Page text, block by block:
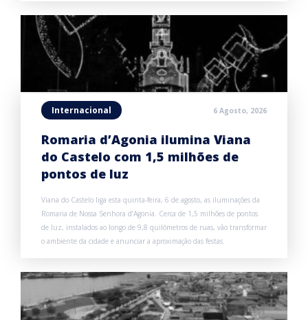
Internacional 6 Agosto, 2026
Romaria d’Agonia ilumina Viana
do Castelo com 1,5 milhões de
pontos de luz
Viana do Castelo liga esta quinta-feira, 6 de agosto, as iluminações da
Romaria de Nossa Senhora d’Agonia. Cerca de 1,5 milhões de pontos
de luz, instalados ao longo de 9,8 quilómetros de ruas, vão transformar
o ambiente da cidade e anunciar a aproximação das festas.